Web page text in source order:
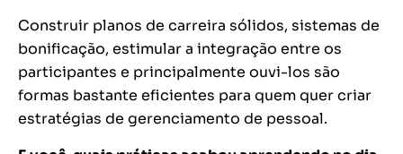
Construir planos de carreira sólidos, sistemas de
bonificação, estimular a integração entre os
participantes e principalmente ouvi-los são
formas bastante eficientes para quem quer criar
estratégias de gerenciamento de pessoal.